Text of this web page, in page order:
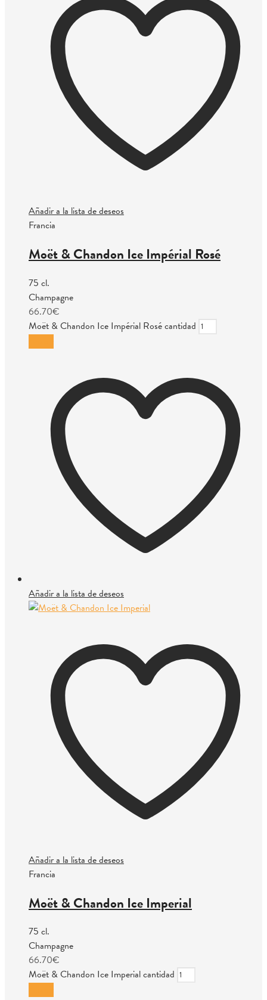
Añadir a la lista de deseos
Francia
Moët & Chandon Ice Impérial Rosé
75 cl.
Champagne
66.70€
Moët & Chandon Ice Impérial Rosé cantidad
Añadir a la lista de deseos
Añadir a la lista de deseos
Francia
Moët & Chandon Ice Imperial
75 cl.
Champagne
66.70€
Moët & Chandon Ice Imperial cantidad